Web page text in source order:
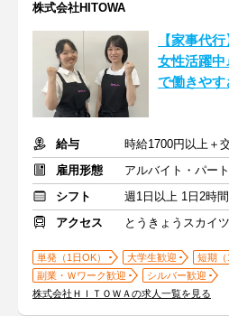
株式会社HITOWA
【家事代
女性活躍
で働きや
給与
時給1700円以上＋
雇用形態
アルバイト・パート
シフト
週1日以上 1日2時
アクセス
とうきょうスカイ
単発（1日OK） 大学生歓迎
短期（
副業・Ｗワーク歓迎
シルバー歓迎
株式会社ＨＩＴＯＷＡの求人一覧を見る